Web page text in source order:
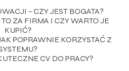
– CZY JEST BOGATA?
ZA FIRMA I CZY WARTO JE
KUPIĆ?
POPRAWNIE KORZYSTAĆ Z
CV DO PRACY?